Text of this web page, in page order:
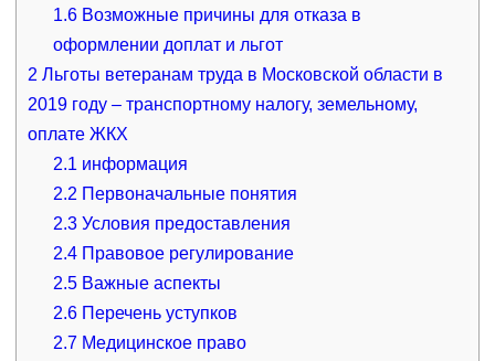
1.6 Возможные причины для отказа в
оформлении доплат и льгот
2 Льготы ветеранам труда в Московской области в
2019 году – транспортному налогу, земельному,
оплате ЖКХ
2.1 информация
2.2 Первоначальные понятия
2.3 Условия предоставления
2.4 Правовое регулирование
2.5 Важные аспекты
2.6 Перечень уступков
2.7 Медицинское право